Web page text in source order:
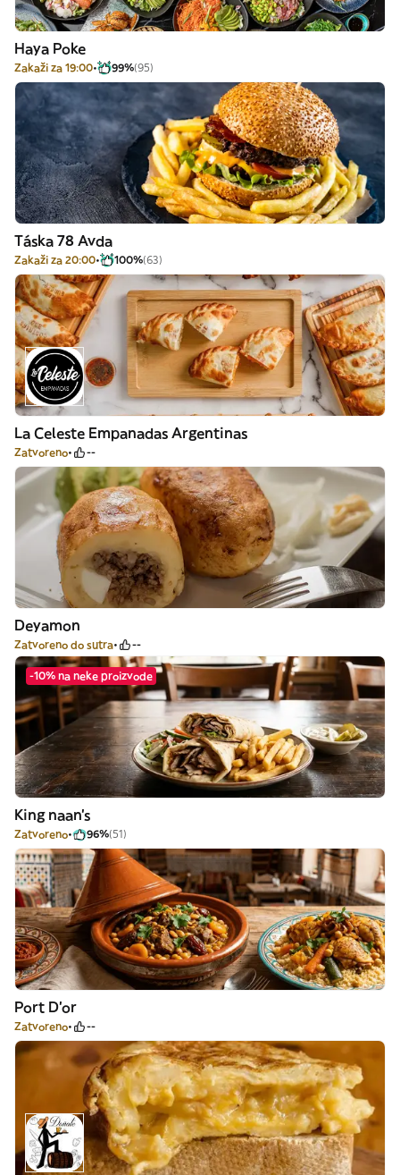
Haya Poke
Zakaži za 19:00 99%(95)
Táska 78 Avda
Zakaži za 20:00 100%(63)
La Celeste Empanadas Argentinas
Zatvoreno --
Deyamon
Zatvoreno do sutra --
-10% na neke proizvode
King naan’s
Zatvoreno 96%(51)
Port D'or
Zatvoreno --